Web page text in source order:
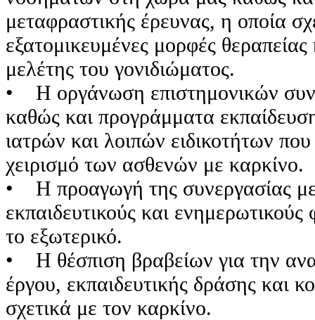
μεταφραστικής έρευνας, η οποία
εξατομικευμένες μορφές
μελέτης του γονιδιώματος.
• Η οργάνωση επιστημονικών
καθώς και προγράμματα
ιατρών και λοιπών ειδικοτήτων
χειρισμό των ασθενών με καρκίνο.
• Η προαγωγή της συνεργασίας με
εκπαιδευτικούς και
το εξωτερικό.
• Η θέσπιση βραβείων για την
έργου, εκπαιδευτικής δράσης και
σχετικά με τον καρκίνο.